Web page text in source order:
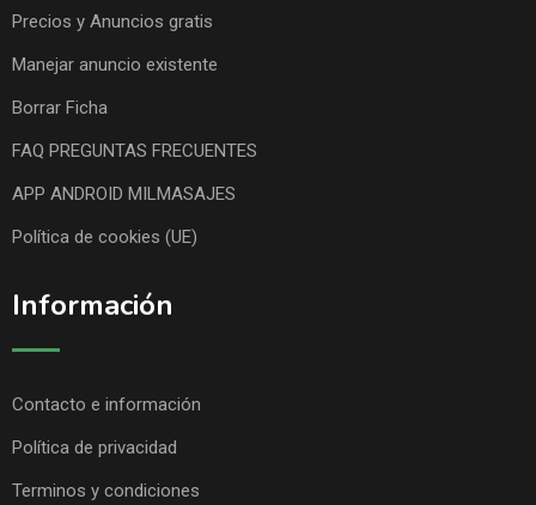
Precios y Anuncios gratis
Manejar anuncio existente
Borrar Ficha
FAQ PREGUNTAS FRECUENTES
APP ANDROID MILMASAJES
Política de cookies (UE)
Información
Contacto e información
Política de privacidad
Terminos y condiciones